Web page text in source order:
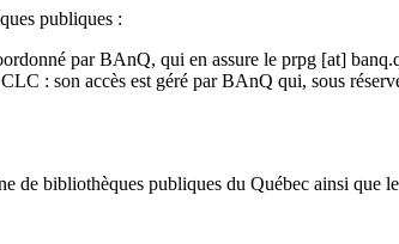
publiques :
par BAnQ, qui en assure le prpg [at]
: son accès est géré par BAnQ qui, sous
de bibliothèques publiques du Québec ainsi que